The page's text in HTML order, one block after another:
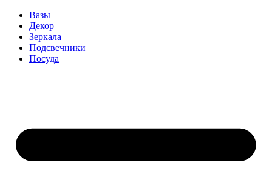
Вазы
Декор
Зеркала
Подсвечники
Посуда